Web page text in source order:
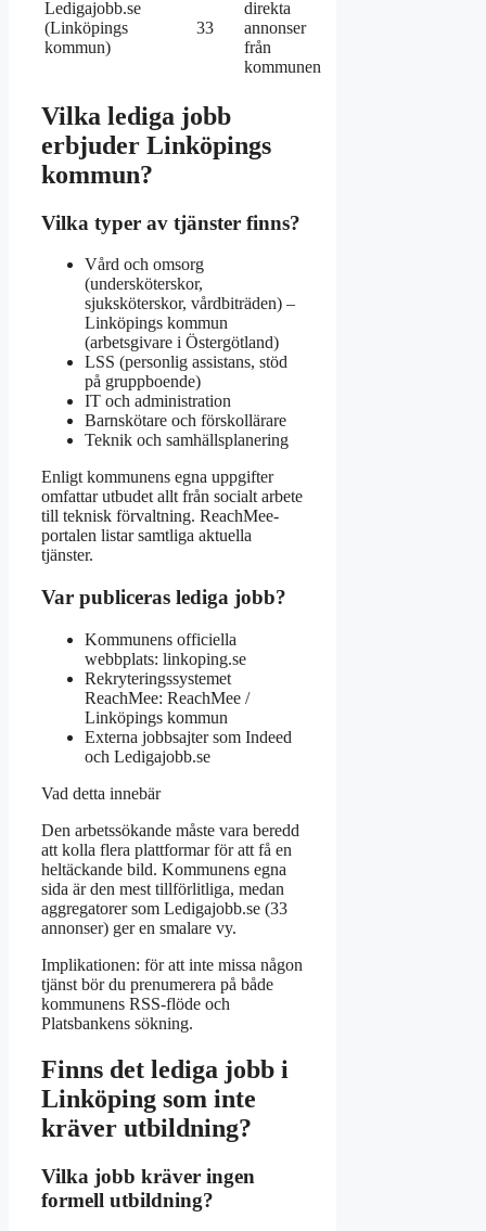
Ledigajobb.se
(Linköpings
kommun)
33
direkta
annonser
från
kommunen
Vilka lediga jobb
erbjuder Linköpings
kommun?
Vilka typer av tjänster finns?
Vård och omsorg
(undersköterskor,
sjuksköterskor, vårdbiträden) –
Linköpings kommun
(arbetsgivare i Östergötland)
LSS (personlig assistans, stöd
på gruppboende)
IT och administration
Barnskötare och förskollärare
Teknik och samhällsplanering
Enligt kommunens egna uppgifter
omfattar utbudet allt från socialt arbete
till teknisk förvaltning. ReachMee-
portalen listar samtliga aktuella
tjänster.
Var publiceras lediga jobb?
Kommunens officiella
webbplats: linkoping.se
Rekryteringssystemet
ReachMee: ReachMee /
Linköpings kommun
Externa jobbsajter som Indeed
och Ledigajobb.se
Vad detta innebär
Den arbetssökande måste vara beredd
att kolla flera plattformar för att få en
heltäckande bild. Kommunens egna
sida är den mest tillförlitliga, medan
aggregatorer som Ledigajobb.se (33
annonser) ger en smalare vy.
Implikationen: för att inte missa någon
tjänst bör du prenumerera på både
kommunens RSS-flöde och
Platsbankens sökning.
Finns det lediga jobb i
Linköping som inte
kräver utbildning?
Vilka jobb kräver ingen
formell utbildning?